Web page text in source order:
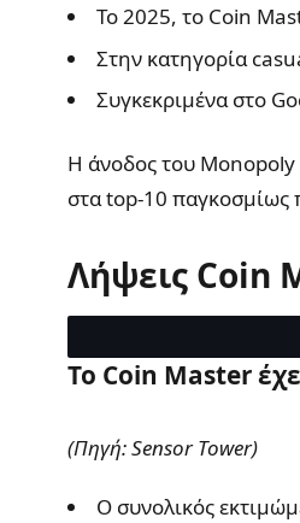
Το 2025, το Coin
Στην κατηγορία
Συγκεκριμένα στο
Η άνοδος του Monopoly
στα top-10 παγκοσμίως
Λήψεις Coin
Το Coin Master
(Πηγή: Sensor Tower)
Ο συνολικός